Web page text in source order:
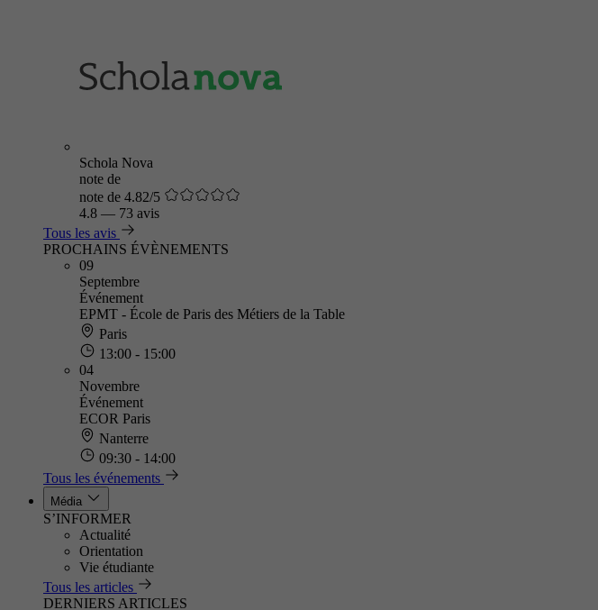
Schola Nova
note de
note de 4.82/5
4.8 — 73 avis
Tous les avis
PROCHAINS ÉVÈNEMENTS
09
Septembre
Événement
EPMT - École de Paris des Métiers de la Table
Paris
13:00 - 15:00
04
Novembre
Événement
ECOR Paris
Nanterre
09:30 - 14:00
Tous les événements
Média
S’INFORMER
Actualité
Orientation
Vie étudiante
Tous les articles
DERNIERS ARTICLES